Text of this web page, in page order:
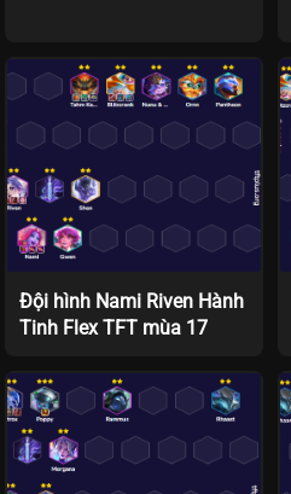
Đội hình Nami Riven Hành
Tinh Flex TFT mùa 17